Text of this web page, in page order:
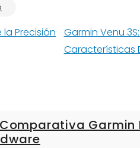
la Precisión
Garmin Venu
Características
Garmin